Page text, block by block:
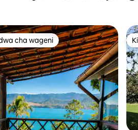
cha wageni
cha wageni